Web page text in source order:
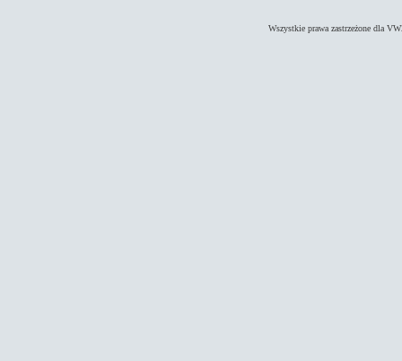
Wszystkie prawa zastrzeżone dla